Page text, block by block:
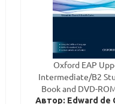
Oxford EAP
Intermediate/B2
Book and DVD-
Автор: Edward de